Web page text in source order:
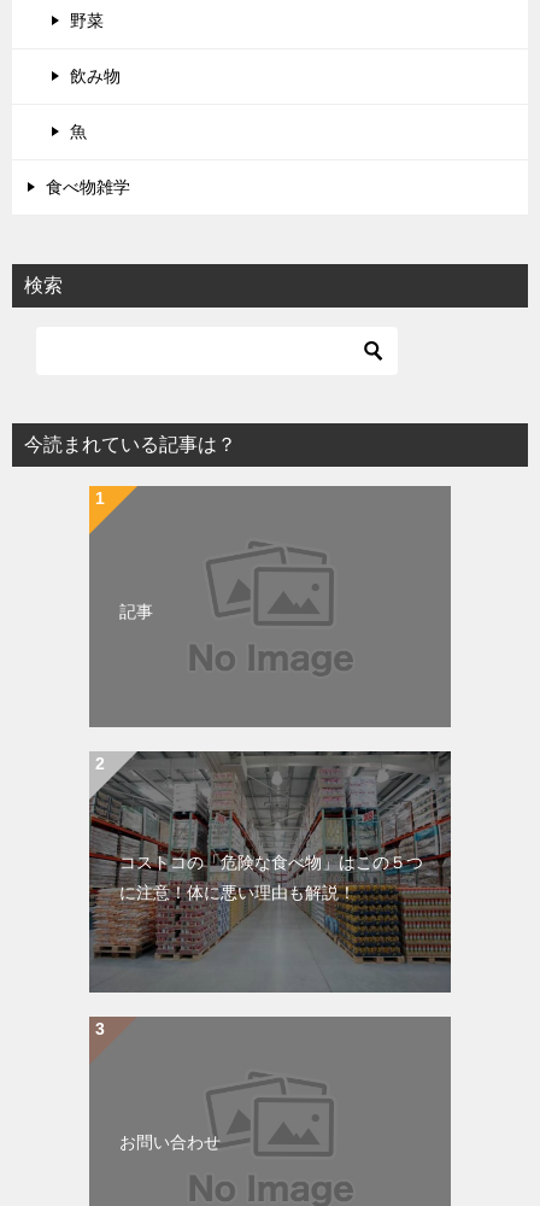
野菜
飲み物
魚
食べ物雑学
検索
今読まれている記事は？
記事
コストコの「危険な食べ物」はこの５つ
に注意！体に悪い理由も解説！
お問い合わせ